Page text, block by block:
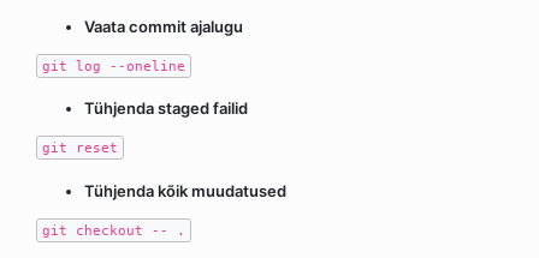
Vaata commit ajalugu
git log --oneline
Tühjenda staged failid
git reset
Tühjenda kõik muudatused
git checkout -- .